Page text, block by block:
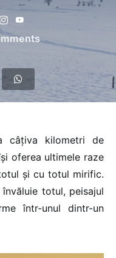
câțiva kilometri de
oferea ultimele raze
și cu totul mirific.
totul, peisajul
într-unul dintr-un